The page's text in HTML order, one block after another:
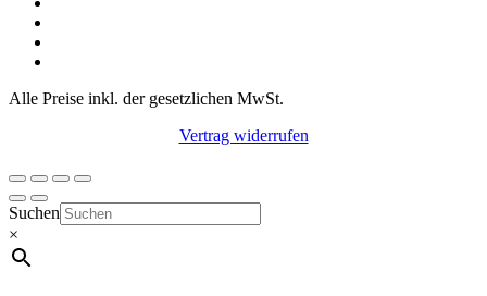
Alle Preise inkl. der gesetzlichen MwSt.
Vertrag widerrufen
Suchen
×